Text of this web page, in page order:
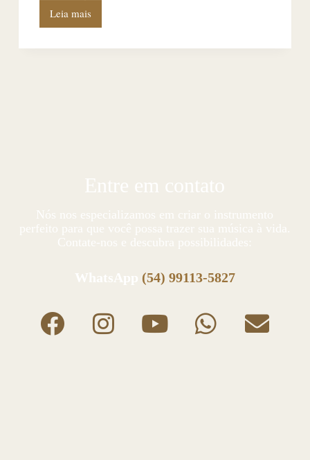
Leia mais
Entre em contato
Nós nos especializamos em criar o instrumento
perfeito para que você possa trazer sua música à vida.
Contate-nos e descubra possibilidades:
WhatsApp (54) 99113-5827